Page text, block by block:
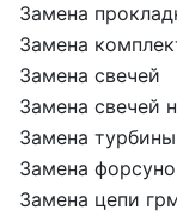
Замена
Замена
Замена свечей
Замена свечей
Замена турбины
Замена
Замена цепи